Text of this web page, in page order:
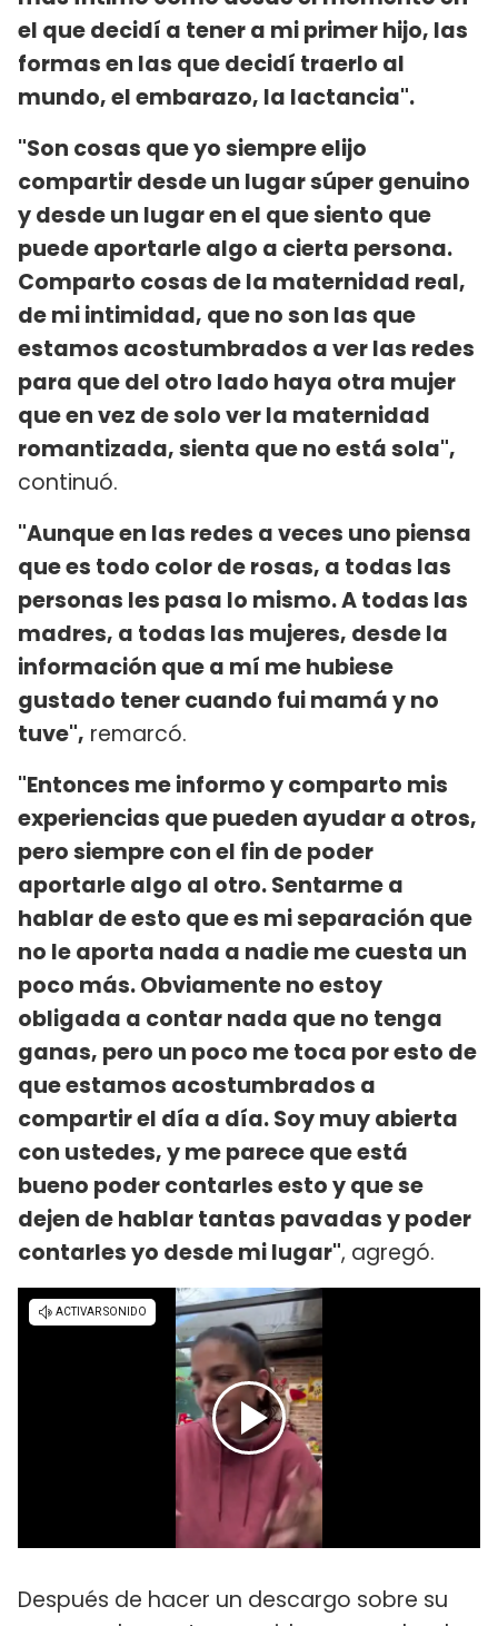
el que decidí a tener a mi primer hijo, las
formas en las que decidí traerlo al
mundo, el embarazo, la lactancia".
"Son cosas que yo siempre elijo
compartir desde un lugar súper genuino
y desde un lugar en el que siento que
puede aportarle algo a cierta persona.
Comparto cosas de la maternidad real,
de mi intimidad, que no son las que
estamos acostumbrados a ver las redes
para que del otro lado haya otra mujer
que en vez de solo ver la maternidad
romantizada, sienta que no está sola",
continuó.
"Aunque en las redes a veces uno piensa
que es todo color de rosas, a todas las
personas les pasa lo mismo. A todas las
madres, a todas las mujeres, desde la
información que a mí me hubiese
gustado tener cuando fui mamá y no
tuve", remarcó.
"Entonces me informo y comparto mis
experiencias que pueden ayudar a otros,
pero siempre con el fin de poder
aportarle algo al otro. Sentarme a
hablar de esto que es mi separación que
no le aporta nada a nadie me cuesta un
poco más. Obviamente no estoy
obligada a contar nada que no tenga
ganas, pero un poco me toca por esto de
que estamos acostumbrados a
compartir el día a día. Soy muy abierta
con ustedes, y me parece que está
bueno poder contarles esto y que se
dejen de hablar tantas pavadas y poder
contarles yo desde mi lugar", agregó.
Después de hacer un descargo sobre su